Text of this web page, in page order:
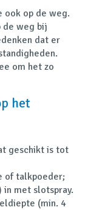
ook op de weg.
de weg bij
dat er
om het zo
het
geschikt is tot
of talkpoeder;
in met slotspray.
(min. 4